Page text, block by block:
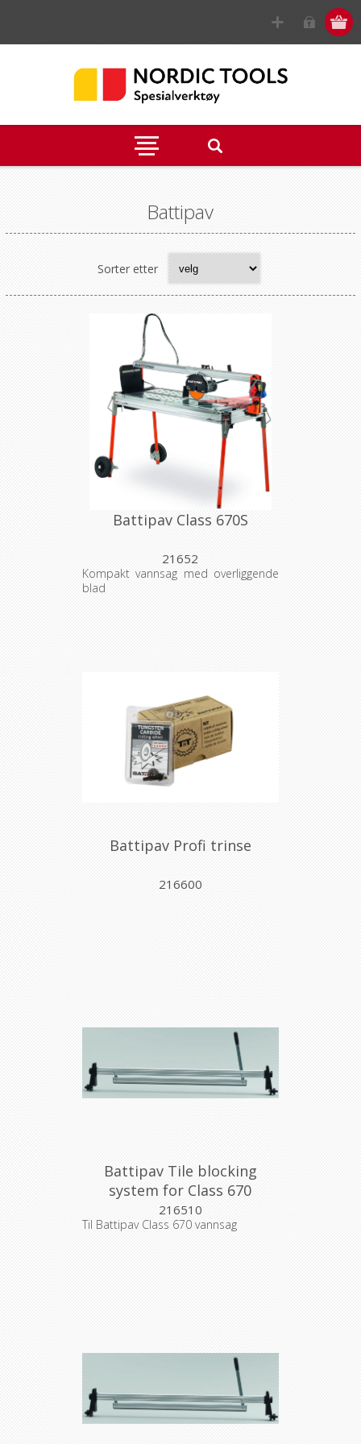
Battipav
Sorter etter
Battipav Class 670S
21652
Kompakt vannsag med overliggende
blad
Battipav Profi trinse
216600
Battipav Tile blocking
system for Class 670
216510
Til Battipav Class 670 vannsag